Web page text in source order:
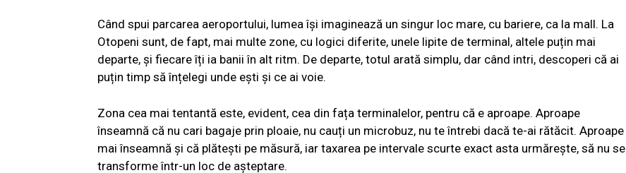
Când spui parcarea aeroportului, lumea își imaginează un singur loc mare, cu bariere, ca la mall. La
Otopeni sunt, de fapt, mai multe zone, cu logici diferite, unele lipite de terminal, altele puțin mai
departe, și fiecare îți ia banii în alt ritm. De departe, totul arată simplu, dar când intri, descoperi că ai
puțin timp să înțelegi unde ești și ce ai voie.
Zona cea mai tentantă este, evident, cea din fața terminalelor, pentru că e aproape. Aproape
înseamnă că nu cari bagaje prin ploaie, nu cauți un microbuz, nu te întrebi dacă te-ai rătăcit. Aproape
mai înseamnă și că plătești pe măsură, iar taxarea pe intervale scurte exact asta urmărește, să nu se
transforme într-un loc de așteptare.